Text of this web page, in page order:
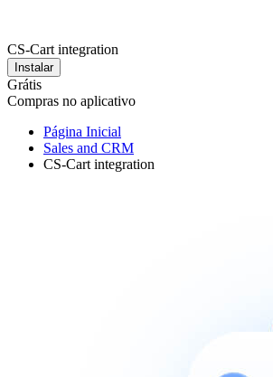
CS-Cart integration
Instalar
Grátis
Compras no aplicativo
Página Inicial
Sales and CRM
CS-Cart integration